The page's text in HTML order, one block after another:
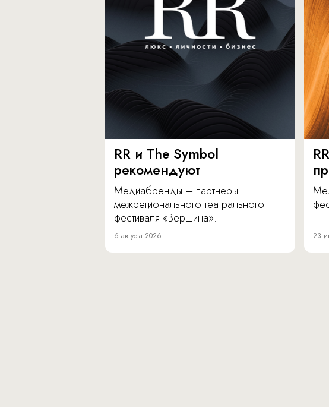
RR и The Symbol
рекомендуют
Медиабренды – партнеры
межрегионального театрального
фестиваля «Вершина».
6 августа 2026 23